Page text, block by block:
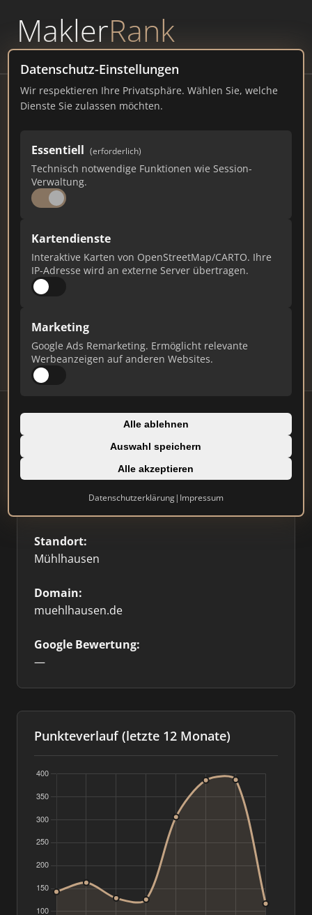
MaklerRank
powered byWAVEPOINT
Datenschutz-Einstellungen
Wir respektieren Ihre Privatsphäre. Wählen Sie, welche
Dienste Sie zulassen möchten.
Essentiell (erforderlich)
Technisch notwendige Funktionen wie Session-
Verwaltung.
Kartendienste
Interaktive Karten von OpenStreetMap/CARTO. Ihre
IP-Adresse wird an externe Server übertragen.
Marketing
Google Ads Remarketing. Ermöglicht relevante
Werbeanzeigen auf anderen Websites.
Alle ablehnen
Auswahl speichern
Alle akzeptieren
Datenschutzerklärung| Impressum
Mühlhausen/Thüringen
muehlhausen.de
117
Ist das Ihr Unternehmen?
Verifizieren Sie Ihr Profil, bearbeiten Sie Ihre
Updates.
Profil beanspruchen
Standort:
Mühlhausen
Domain:
muehlhausen.de
Google Bewertung:
—
Punkteverlauf (letzte 12 Monate)